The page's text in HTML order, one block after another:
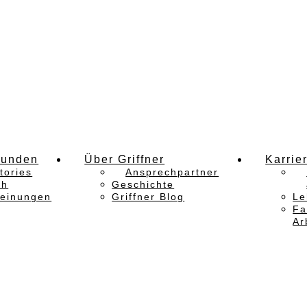
Über Griffner
Ansprechpartner
Geschichte
Griffner Blog